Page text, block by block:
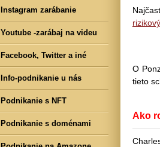
O
tieto
Ako
Instagram zarábanie
Youtube -zarábaj na videu
Facebook, Twitter a iné
Info-podnikanie u nás
Podnikanie s NFT
Podnikanie s doménami